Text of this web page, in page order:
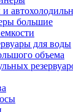
большие
для воды
объема